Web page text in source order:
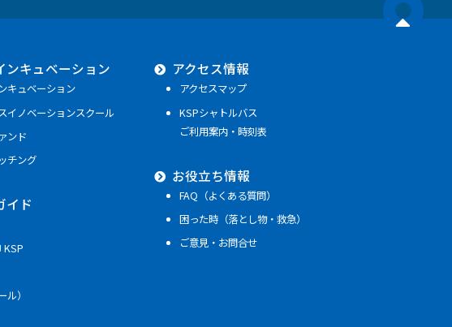
ンキュベーション
キュベーション
イノベーションスクール
ンド
チング
イド
KSP
ル）
アクセス情報
アクセスマップ
KSPシャトルバス
ご利用案内・時刻表
お役立ち情報
FAQ（よくある質問）
困った時（落とし物・救急）
ご意見・お問合せ